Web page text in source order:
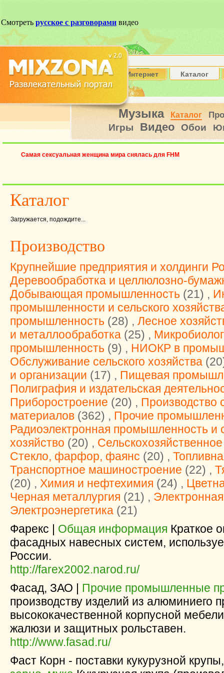
Интернет Каталог
Музыка Каталог
Игры Видео Обои
Самая сексуальная женщина мира снялась для FHM
Каталог
Загружается, подождите...
Производство
Крупнейшие предприятия и холдинги
Деревообработка и целлюлозно-
Добывающая промышленность (21) ,
промышленности и сельского
промышленность (28) , Лесное
и металлообработка (25) ,
промышленность (9) , НИОКР в
Обслуживание сельского хозяйства
и организации (17) , Пищевая
Полиграфия и издательская
Приборостроение (20) , Производство
материалов (362) , Прочие
Радиоэлектронная промышленность и
хозяйство (20) ,
Стекло, фарфор, фаянс (20) ,
Транспортное машиностроение (22) ,
(20) , Химия и нефтехимия (24) ,
Черная металлургия (21) ,
Электроэнергетика (21)
Фарекс | Общая информация Краткое
фасадных навесных систем,
России.
http://farex2002.narod.ru/
Фасад, ЗАО | Прочие промышленные
производству изделий из алюминиего
высококачественной корпусной
жалюзи и защитных рольставен.
http://www.fasad.ru/
Фаст Корн - поставки кукурузной